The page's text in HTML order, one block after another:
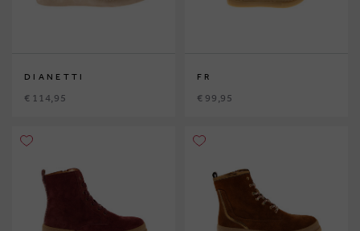
DIANETTI
€ 114,95
FR
€ 99,95